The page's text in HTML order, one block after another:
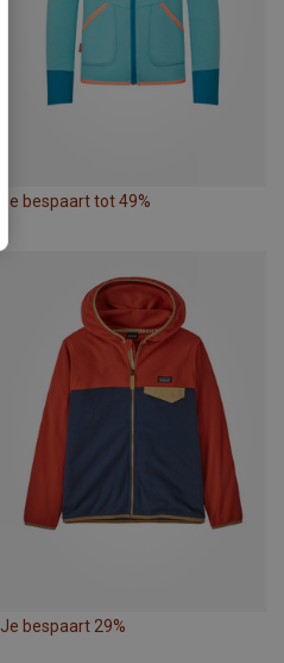
Je bespaart tot 49%
Je bespaart 29%